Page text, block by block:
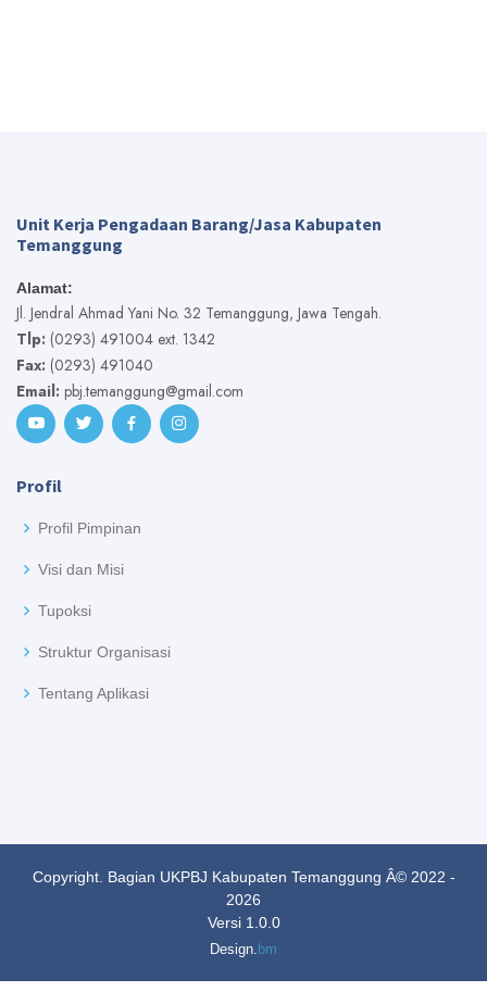
Unit Kerja Pengadaan Barang/Jasa Kabupaten
Temanggung
Alamat:
Jl. Jendral Ahmad Yani No. 32 Temanggung, Jawa Tengah.
Tlp: (0293) 491004 ext. 1342
Fax: (0293) 491040
Email: pbj.temanggung@gmail.com
Profil
Profil Pimpinan
Visi dan Misi
Tupoksi
Struktur Organisasi
Tentang Aplikasi
Copyright. Bagian UKPBJ Kabupaten Temanggung Â© 2022 -
2026
Versi 1.0.0
Design. bm